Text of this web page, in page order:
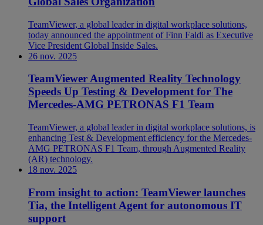
TeamViewer, a global leader in digital workplace solutions,
today announced the appointment of Finn Faldi as Executive
Vice President Global Inside Sales.
26 nov. 2025
TeamViewer Augmented Reality Technology
Speeds Up Testing & Development for The
Mercedes-AMG PETRONAS F1 Team
TeamViewer, a global leader in digital workplace solutions, is
enhancing Test & Development efficiency for the Mercedes-
AMG PETRONAS F1 Team, through Augmented Reality
(AR) technology.
18 nov. 2025
From insight to action: TeamViewer launches
Tia, the Intelligent Agent for autonomous IT
support